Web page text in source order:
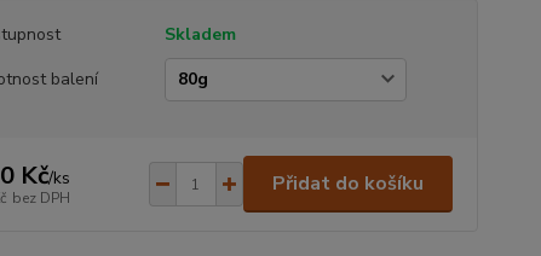
Skladem
balení
Kč/ks
bez DPH
Přidat do košíku